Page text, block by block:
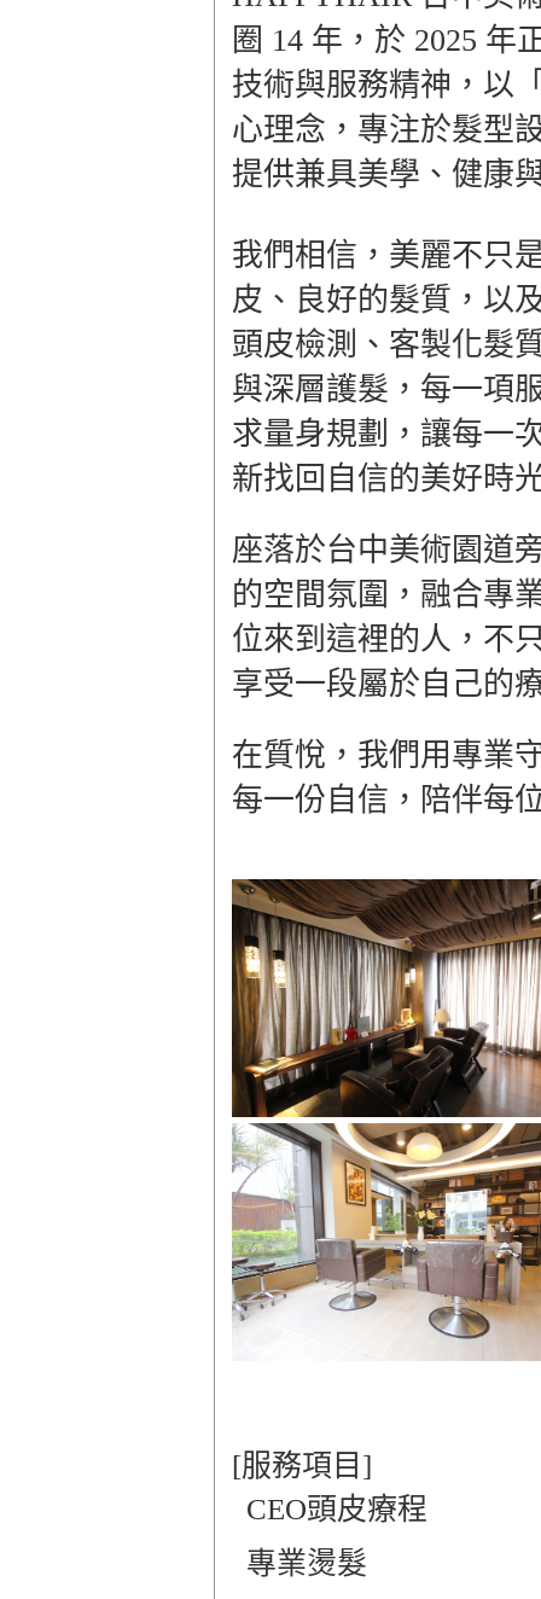
圈 14 年，於 2025 年
技術與服務精神，以
心理念，專注於髮型
提供兼具美學、健康
我們相信，美麗不只
皮、良好的髮質，以
頭皮檢測、客製化髮
與深層護髮，每一項
求量身規劃，讓每一
新找回自信的美好時
座落於台中美術園道
的空間氛圍，融合專
位來到這裡的人，不
享受一段屬於自己的
在質悅，我們用專業
每一份自信，陪伴每
[服務項目]
 CEO頭皮療程
 專業燙髮